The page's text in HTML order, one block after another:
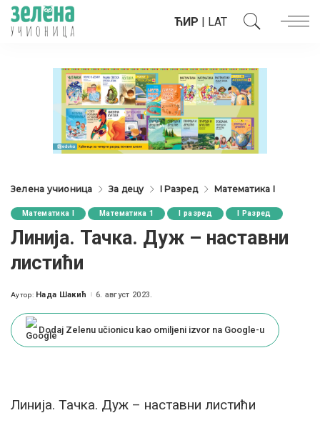
ЋИР | LAT
Зелена учионица За децу I Разред Математика I
Математика I Математика 1 I разред I Разред
Линија. Тачка. Дуж – наставни
листићи
Posted
Аутор: Нада Шакић 6. август 2023.
Dodaj Zelenu učionicu kao omiljeni izvor na Google-u
Линија. Тачка. Дуж – наставни листићи